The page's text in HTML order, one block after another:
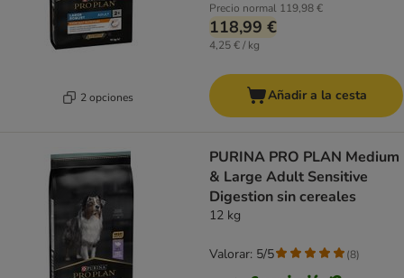
2 opciones
Precio normal 119,98 €
118,99 €
4,25 € / kg
Añadir a la cesta
PURINA PRO PLAN Medium
& Large Adult Sensitive
Digestion sin cereales
12 kg
Valorar: 5/5 (8)